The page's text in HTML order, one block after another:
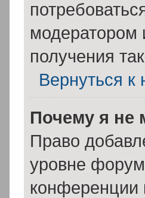
модератором
получения
Вернуться к
Почему я не
Право
уровне
конференции